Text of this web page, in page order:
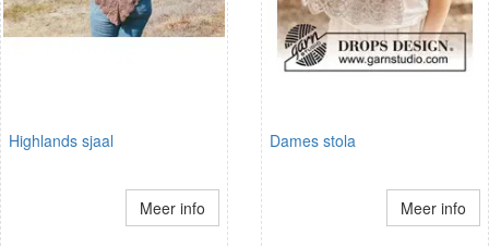
Highlands sjaal
Meer info
Dames stola
Meer info